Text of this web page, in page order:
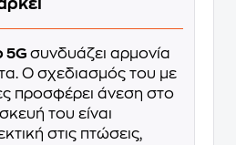
5G συνδυάζει αρμονία
Ο σχεδιασμός του με
προσφέρει άνεση στο
του είναι
στις πτώσεις,